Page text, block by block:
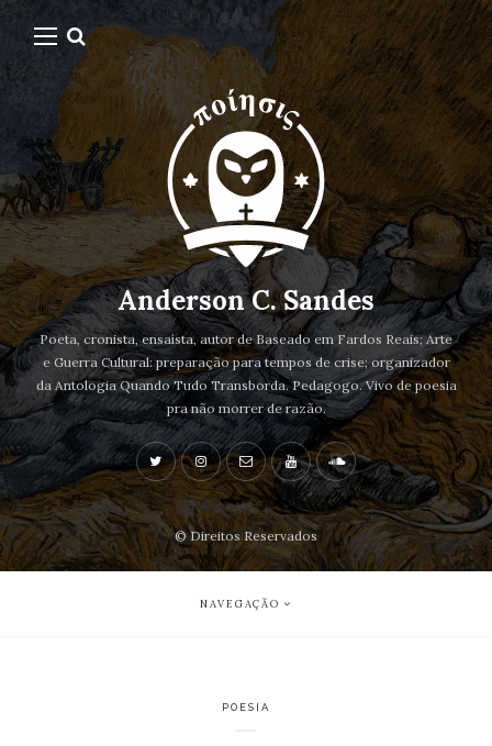
Anderson C. Sandes
Poeta, cronista, ensaísta, autor de Baseado em Fardos Reais; Arte
e Guerra Cultural: preparação para tempos de crise; organizador
da Antologia Quando Tudo Transborda. Pedagogo. Vivo de poesia
pra não morrer de razão.
© Direitos Reservados
NAVEGAÇÃO
POESIA